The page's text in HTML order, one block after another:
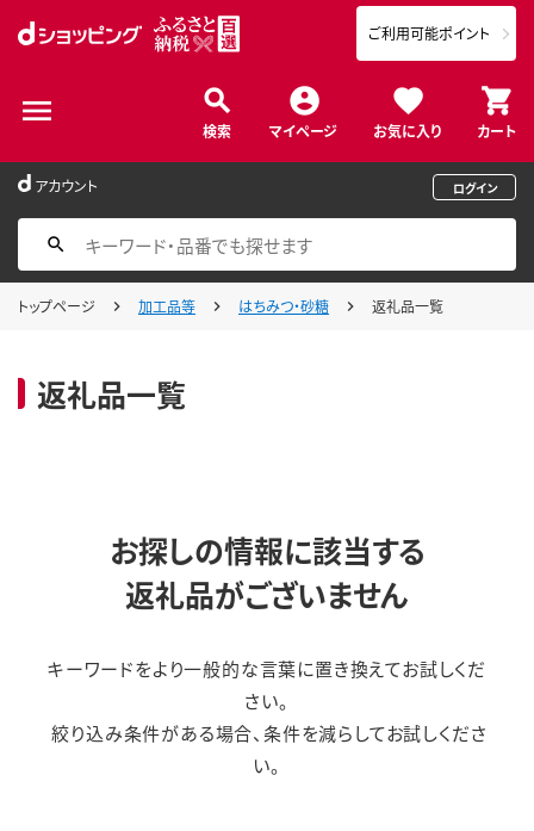
検索 マイページ お気に入り カート
ご利用可能ポイント
アカウント ログイン
トップページ 加工品等 はちみつ・砂糖 返礼品一覧
返礼品一覧
お探しの情報に該当する
返礼品がございません
キーワードをより一般的な言葉に置き換えてお試しくだ
さい。
絞り込み条件がある場合、条件を減らしてお試しくださ
い。